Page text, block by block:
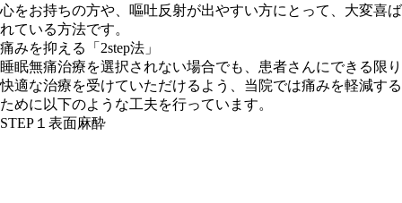
心をお持ちの方や、嘔吐反射が出やすい方にとって、大変喜ば
れている方法です。
痛みを抑える「2step法」
睡眠無痛治療を選択されない場合でも、患者さんにできる限り
快適な治療を受けていただけるよう、当院では痛みを軽減する
ために以下のような工夫を行っています。
STEP１ 表面麻酔